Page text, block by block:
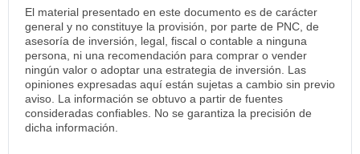
El material presentado en este documento es de carácter
general y no constituye la provisión, por parte de PNC, de
asesoría de inversión, legal, fiscal o contable a ninguna
persona, ni una recomendación para comprar o vender
ningún valor o adoptar una estrategia de inversión. Las
opiniones expresadas aquí están sujetas a cambio sin previo
aviso. La información se obtuvo a partir de fuentes
consideradas confiables. No se garantiza la precisión de
dicha información.